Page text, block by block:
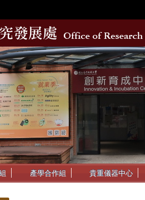
產學合作組 貴重儀器中心